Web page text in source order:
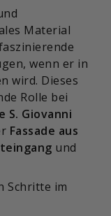
Material
wenn er in
wird. Dieses
Rolle bei
S. Giovanni
Fassade aus
und
Schritte im